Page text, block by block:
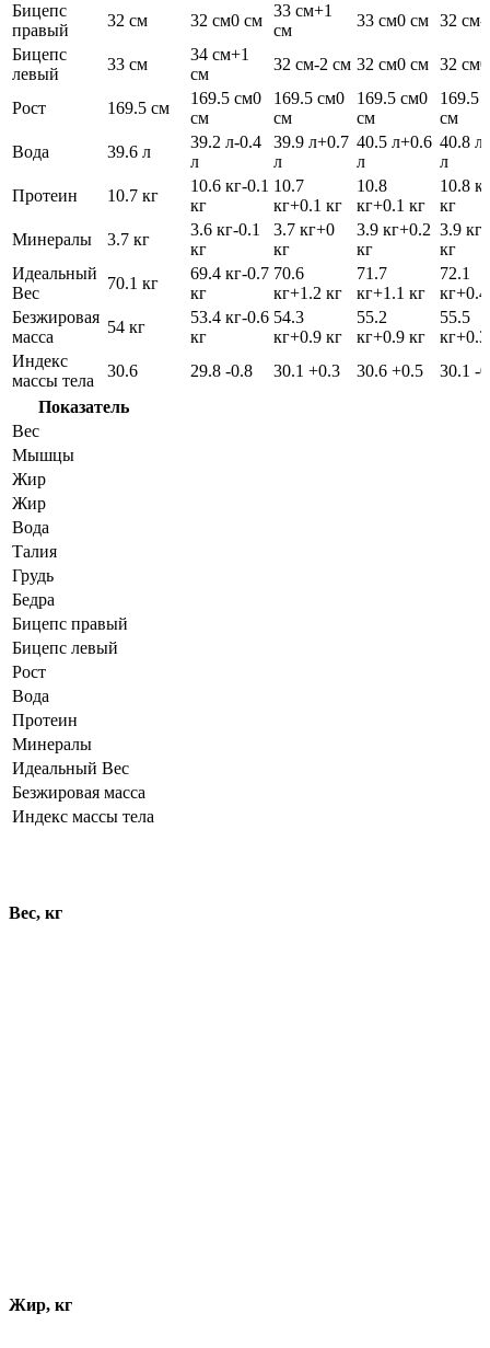
Бицепс
правый
32 см 32 см0 см
33 см+1
см
33 см0 см 32 см-
Бицепс
левый
33 см
34 см+1
см
32 см-2 см 32 см0 см 32 см
Рост 169.5 см
169.5 см0
см
169.5 см0
см
169.5 см0
см
169.5
см
Вода
39.6 л
39.2 л-0.4
л
39.9 л+0.7
л
40.5 л+0.6
л
40.8 л
л
Протеин
10.7 кг
10.6 кг-0.1
кг
10.7
кг+0.1 кг
10.8
кг+0.1 кг
10.8 кг
кг
Минералы
3.7 кг
3.6 кг-0.1
кг
3.7 кг+0
кг
3.9 кг+0.2
кг
3.9 кг
кг
Идеальный
Вес
70.1 кг
69.4 кг-0.7
кг
70.6
кг+1.2 кг
71.7
кг+1.1 кг
72.1
кг
Безжировая
масса
54 кг
53.4 кг-0.6
кг
54.3
кг+0.9 кг
55.2
кг+0.9 кг
55.5
кг
Индекс
массы тела
30.6 29.8 -0.8 30.1 +0.3 30.6 +0.5 30.1 -
Показатель
Вес
Мышцы
Жир
Жир
Вода
Талия
Грудь
Бедра
Бицепс правый
Бицепс левый
Рост
Вода
Протеин
Минералы
Идеальный Вес
Безжировая масса
Индекс массы тела
Вес, кг
Жир, кг